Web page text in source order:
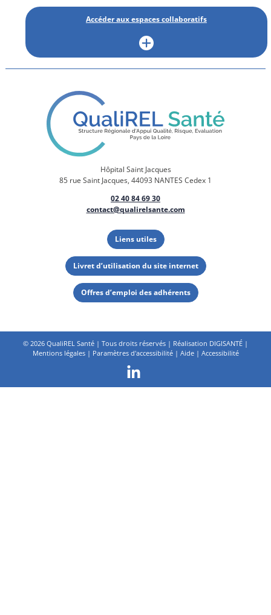
Accéder aux espaces collaboratifs
Hôpital Saint Jacques
85 rue Saint Jacques, 44093 NANTES Cedex 1
02 40 84 69 30
contact@qualirelsante.com
Liens utiles
Livret d’utilisation du site internet
Offres d’emploi des adhérents
© 2026 QualiREL Santé | Tous droits réservés | Réalisation DIGISANTÉ |
Mentions légales| Paramètres d'accessibilité| Aide| Accessibilité